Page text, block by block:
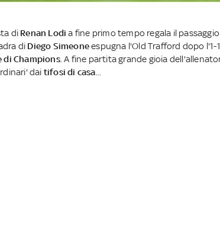
di Renan Lodia fine primo tempo regala il
di Diego Simeoneespugna l'Old Trafford dopo l'1-
Champions. A fine partita grande gioia
dai tifosi di casa